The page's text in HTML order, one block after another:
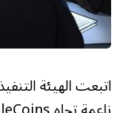
اتبعت الهيئة